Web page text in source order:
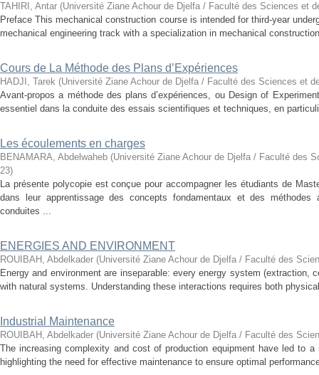
TAHIRI, Antar (Université Ziane Achour de Djelfa / Faculté des Sciences et
Preface This mechanical construction course is intended for third-year
mechanical engineering track with a specialization in mechanical
Cours de La Méthode des Plans d’Expériences
HADJI, Tarek (Université Ziane Achour de Djelfa / Faculté des Sciences et
Avant-propos a méthode des plans d’expériences, ou Design of
essentiel dans la conduite des essais scientifiques et techniques, en
Les écoulements en charges
BENAMARA, Abdelwaheb (Université Ziane Achour de Djelfa / Faculté des
23)
La présente polycopie est conçue pour accompagner les étudiants de
dans leur apprentissage des concepts fondamentaux et des
conduites ...
ENERGIES AND ENVIRONMENT
ROUIBAH, Abdelkader (Université Ziane Achour de Djelfa / Faculté des
Energy and environment are inseparable: every energy system (extraction,
with natural systems. Understanding these interactions requires both
Industrial Maintenance
ROUIBAH, Abdelkader (Université Ziane Achour de Djelfa / Faculté des
The increasing complexity and cost of production equipment have led to
highlighting the need for effective maintenance to ensure optimal